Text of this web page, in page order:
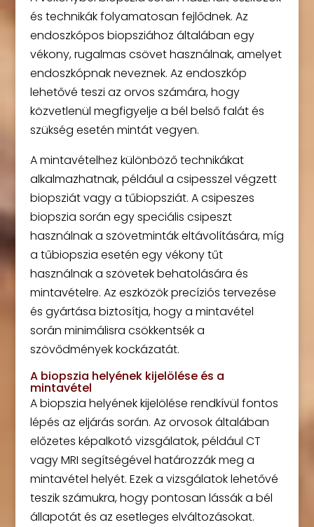
és technikák folyamatosan fejlődnek. Az
endoszkópos biopsziához általában egy
vékony, rugalmas csövet használnak, amelyet
endoszkópnak neveznek. Az endoszkóp
lehetővé teszi az orvos számára, hogy
közvetlenül megfigyelje a bél belső falát és
szükség esetén mintát vegyen.
A mintavételhez különböző technikákat
alkalmazhatnak, például a csipesszel végzett
biopsziát vagy a tűbiopsziát. A csipeszes
biopszia során egy speciális csipeszt
használnak a szövetminták eltávolítására, míg
a tűbiopszia esetén egy vékony tűt
használnak a szövetek behatolására és
mintavételre. Az eszközök precíziós tervezése
és gyártása biztosítja, hogy a mintavétel
során minimálisra csökkentsék a
szövődmények kockázatát.
A biopszia helyének kijelölése és a
mintavétel
A biopszia helyének kijelölése rendkívül fontos
lépés az eljárás során. Az orvosok általában
előzetes képalkotó vizsgálatok, például CT
vagy MRI segítségével határozzák meg a
mintavétel helyét. Ezek a vizsgálatok lehetővé
teszik számukra, hogy pontosan lássák a bél
állapotát és az esetleges elváltozásokat.